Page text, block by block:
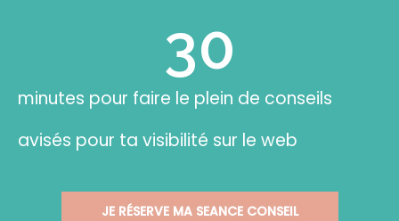
minutes pour faire le plein de conseils
avisés pour ta visibilité sur le web
30
JE RÉSERVE MA SEANCE CONSEIL